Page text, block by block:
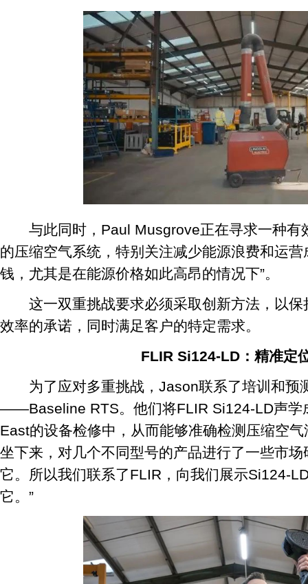
与此同时，Paul Musgrove正在寻求一种有
的压缩空气系统，特别关注减少能源浪费和运营
钱，尤其是在能源价格如此高昂的情况下”。
这一双重挑战要求必须采取创新方法，以保
效率的承诺，同时满足客户的特定需求。
FLIR Si124-LD：精准定
为了应对多重挑战，Jason联系了培训和预
——Baseline RTS。他们将FLIR Si124-LD声学
East的设备检修中，从而能够准确检测压缩空
坐下来，对几个不同型号的产品进行了一些市
它。所以我们联系了FLIR，向我们展示Si124-
它。”